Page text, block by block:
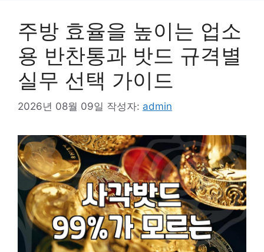
주방 효율을 높이는 업소
용 반찬통과 밧드 규격별
실무 선택 가이드
2026년 08월 09일 작성자: admin